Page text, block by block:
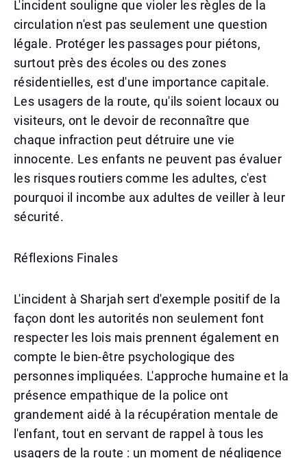
L'incident souligne que violer les règles de la
circulation n'est pas seulement une question
légale. Protéger les passages pour piétons,
surtout près des écoles ou des zones
résidentielles, est d'une importance capitale.
Les usagers de la route, qu'ils soient locaux ou
visiteurs, ont le devoir de reconnaître que
chaque infraction peut détruire une vie
innocente. Les enfants ne peuvent pas évaluer
les risques routiers comme les adultes, c'est
pourquoi il incombe aux adultes de veiller à leur
sécurité.
Réflexions Finales
L'incident à Sharjah sert d'exemple positif de la
façon dont les autorités non seulement font
respecter les lois mais prennent également en
compte le bien-être psychologique des
personnes impliquées. L'approche humaine et la
présence empathique de la police ont
grandement aidé à la récupération mentale de
l'enfant, tout en servant de rappel à tous les
usagers de la route : un moment de négligence